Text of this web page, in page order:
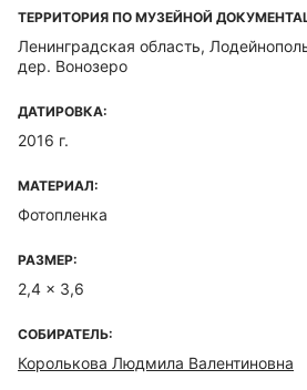
ТЕРРИТОРИЯ ПО МУЗЕЙНОЙ
Ленинградская область,
дер. Вонозеро
ДАТИРОВКА:
2016 г.
МАТЕРИАЛ:
Фотопленка
РАЗМЕР:
2,4 x 3,6
СОБИРАТЕЛЬ:
Королькова Людмила Валентиновна